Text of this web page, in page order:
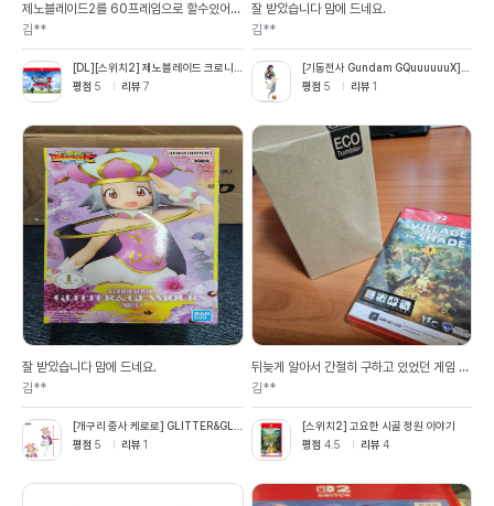
제노블레이드2를 60프레임으로 할수있어서
너무좋습니다.
김**
[DL][스위치2] 제노블레이드 크로니
클스 2 Nintendo Switch 2 Edition
업그레이드 패스
평점5 리뷰7
잘 받았습니다 맘에 드네요.
김**
[기동전사 Gundam GQuuuuuuX]
냐안&콘치 엔딩 ver.
평점 5 리뷰 1
잘 받았습니다 맘에 드네요.
김**
[개구리 중사 케로로] GLITTER&GLA
MOURS 모아
평점5 리뷰1
뒤늦게 알아서 간절히 구하고 있었던 게임 칩
인데 구하게 돼서 너무 좋아요!! 일본판은 한
국어 지원이 안된다고 하더라고요ㅠㅠ 빠른
감사드립니다❤️
김**
[스위치2] 고요한 시골 정원 이야기
평점 4.5 리뷰 4